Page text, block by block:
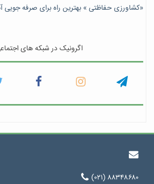
«کشاورزی حفاظتی » بهترین راه برای صرفه جویی
اگرونیک در شبکه های
(۰۲۱) ۸۸۳۴۸۶۸۰